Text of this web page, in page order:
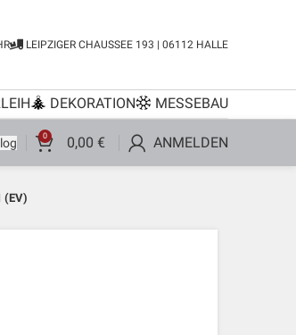
LEIPZIGER CHAUSSEE 193 | 06112 HALLE
DEKORATION MESSEBAU
0 0,00 € ANMELDEN
(EV)